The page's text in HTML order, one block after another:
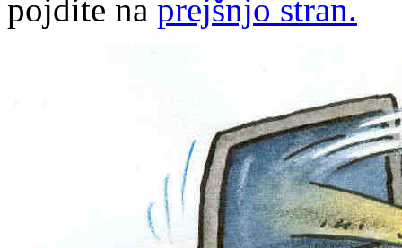
pojdite na prejšnjo stran.